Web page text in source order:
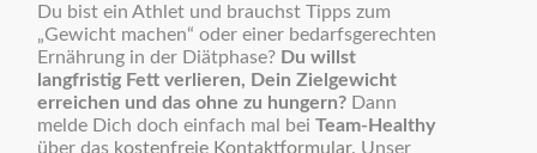
Du bist ein Athlet und brauchst Tipps zum
„Gewicht machen“ oder einer bedarfsgerechten
Ernährung in der Diätphase? Du willst
langfristig Fett verlieren, Dein Zielgewicht
erreichen und das ohne zu hungern?Dann
melde Dich doch einfach mal bei Team-Healthy
über das kostenfreie Kontaktformular. Unser